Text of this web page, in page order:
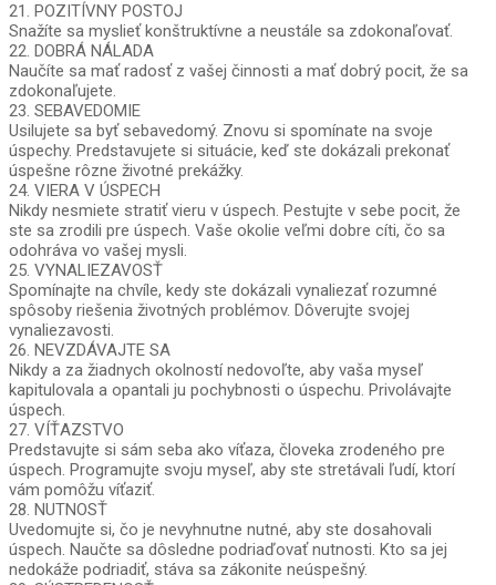
21. POZITÍVNY POSTOJ
Snažíte sa myslieť konštruktívne a neustále sa zdokonaľovať.
22. DOBRÁ NÁLADA
Naučíte sa mať radosť z vašej činnosti a mať dobrý pocit, že sa
zdokonaľujete.
23. SEBAVEDOMIE
Usilujete sa byť sebavedomý. Znovu si spomínate na svoje
úspechy. Predstavujete si situácie, keď ste dokázali prekonať
úspešne rôzne životné prekážky.
24. VIERA V ÚSPECH
Nikdy nesmiete stratiť vieru v úspech. Pestujte v sebe pocit, že
ste sa zrodili pre úspech. Vaše okolie veľmi dobre cíti, čo sa
odohráva vo vašej mysli.
25. VYNALIEZAVOSŤ
Spomínajte na chvíle, kedy ste dokázali vynaliezať rozumné
spôsoby riešenia životných problémov. Dôverujte svojej
vynaliezavosti.
26. NEVZDÁVAJTE SA
Nikdy a za žiadnych okolností nedovoľte, aby vaša myseľ
kapitulovala a opantali ju pochybnosti o úspechu. Privolávajte
úspech.
27. VÍŤAZSTVO
Predstavujte si sám seba ako víťaza, človeka zrodeného pre
úspech. Programujte svoju myseľ, aby ste stretávali ľudí, ktorí
vám pomôžu víťaziť.
28. NUTNOSŤ
Uvedomujte si, čo je nevyhnutne nutné, aby ste dosahovali
úspech. Naučte sa dôsledne podriaďovať nutnosti. Kto sa jej
nedokáže podriadiť, stáva sa zákonite neúspešný.